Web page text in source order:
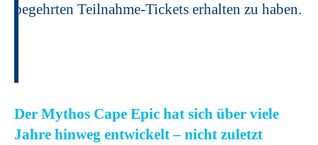
begehrten Teilnahme-Tickets erhalten zu haben.
Der Mythos Cape Epic hat sich über viele
Jahre hinweg entwickelt – nicht zuletzt